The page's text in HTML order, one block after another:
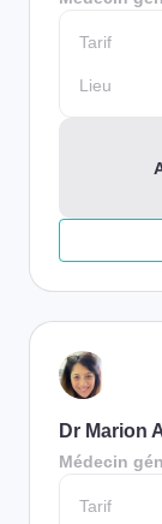
Tarif
Lieu
Dr Marion
Médecin
Tarif